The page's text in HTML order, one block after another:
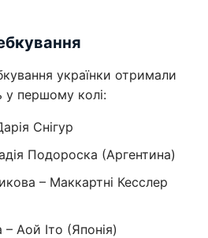
українки отримали
у першому колі:
Снігур
Подороска (Аргентина)
– Маккартні Кесслер
Аой Іто (Японія)